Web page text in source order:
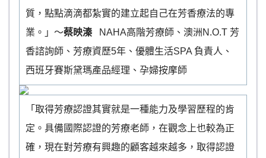
質，點點滴滴都紮實的建立起自己在芳香療法的專
業。」～蔡映溱NAHA高階芳療師、澳洲N.O.T 芳
香諮詢師、芳療資歷5年、優體生活SPA 負責人、
西班牙賽斯黛瑪產品經理、孕婦按摩師
「取得芳療認證其實就是一種能力及學習歷程的肯
定。具備國際認證的芳療老師，在觀念上也較為正
確，現在對芳療有興趣的顧客越來越多，取得認證